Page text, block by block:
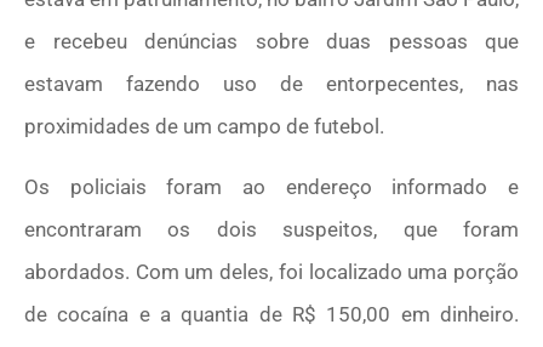
e recebeu denúncias sobre duas pessoas que
estavam fazendo uso de entorpecentes, nas
proximidades de um campo de futebol.
Os policiais foram ao endereço informado e
encontraram os dois suspeitos, que foram
abordados. Com um deles, foi localizado uma porção
de cocaína e a quantia de R$ 150,00 em dinheiro.